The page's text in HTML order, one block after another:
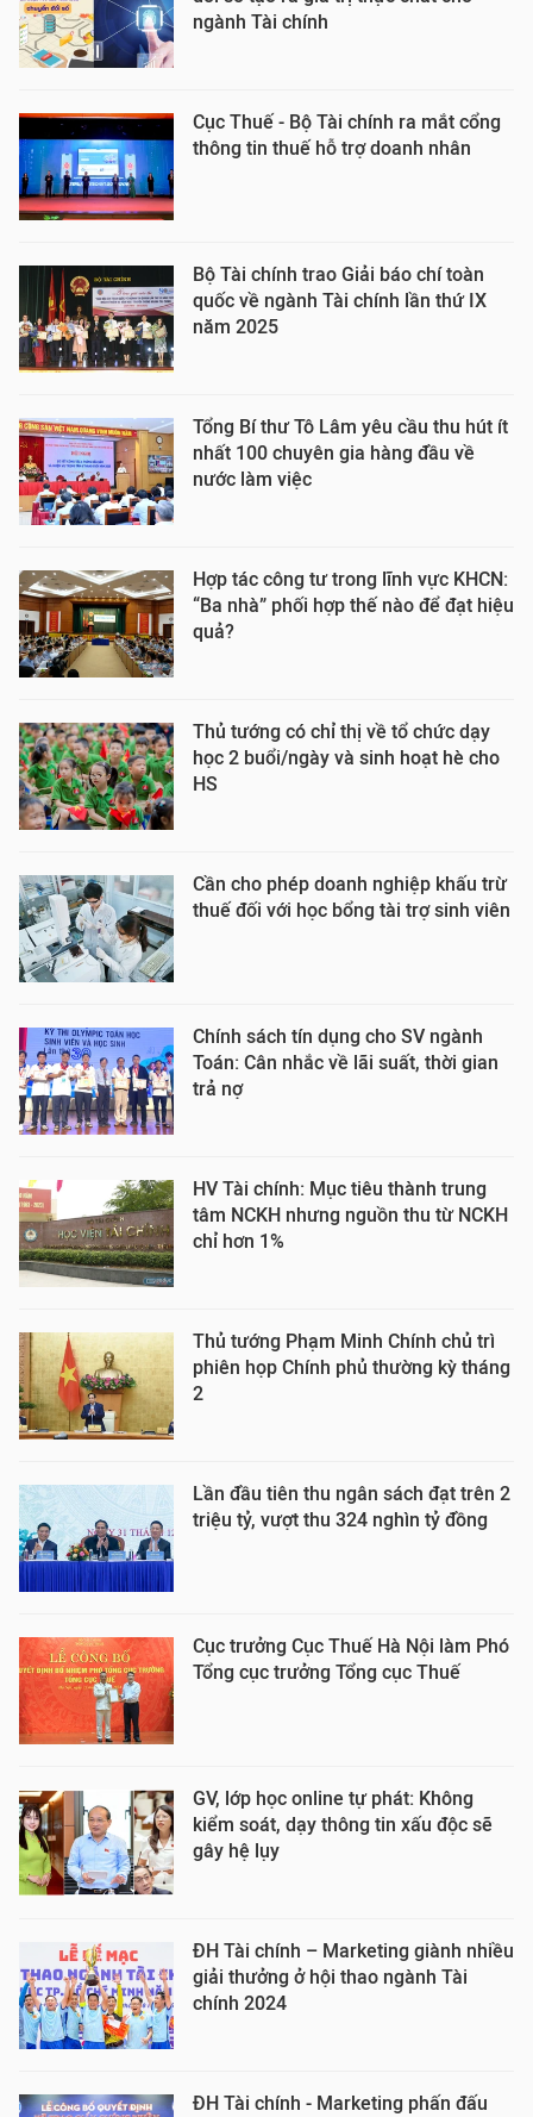
ngành Tài chính
Cục Thuế - Bộ Tài chính ra mắt cổng
thông tin thuế hỗ trợ doanh nhân
Bộ Tài chính trao Giải báo chí toàn
quốc về ngành Tài chính lần thứ IX
năm 2025
Tổng Bí thư Tô Lâm yêu cầu thu hút ít
nhất 100 chuyên gia hàng đầu về
nước làm việc
Hợp tác công tư trong lĩnh vực KHCN:
“Ba nhà” phối hợp thế nào để đạt hiệu
quả?
Thủ tướng có chỉ thị về tổ chức dạy
học 2 buổi/ngày và sinh hoạt hè cho
HS
Cần cho phép doanh nghiệp khấu trừ
thuế đối với học bổng tài trợ sinh viên
Chính sách tín dụng cho SV ngành
Toán: Cân nhắc về lãi suất, thời gian
trả nợ
HV Tài chính: Mục tiêu thành trung
tâm NCKH nhưng nguồn thu từ NCKH
chỉ hơn 1%
Thủ tướng Phạm Minh Chính chủ trì
phiên họp Chính phủ thường kỳ tháng
2
Lần đầu tiên thu ngân sách đạt trên 2
triệu tỷ, vượt thu 324 nghìn tỷ đồng
Cục trưởng Cục Thuế Hà Nội làm Phó
Tổng cục trưởng Tổng cục Thuế
GV, lớp học online tự phát: Không
kiểm soát, dạy thông tin xấu độc sẽ
gây hệ lụy
ĐH Tài chính – Marketing giành nhiều
giải thưởng ở hội thao ngành Tài
chính 2024
ĐH Tài chính - Marketing phấn đấu